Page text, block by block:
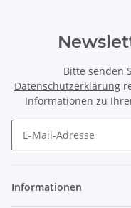
Bitte senden
Datenschutzerklärung
Informationen zu
Informationen